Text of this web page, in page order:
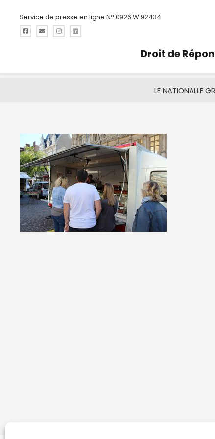
Service de presse en ligne N° 0926 W 92434
Droit de
LE NATIONALLE